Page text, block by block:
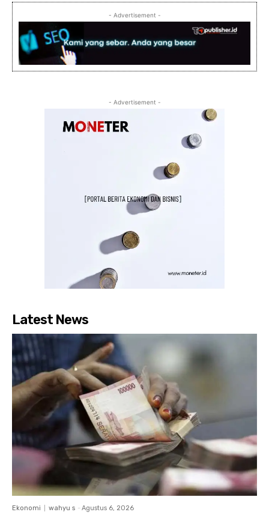
- Advertisement -
- Advertisement -
Latest News
Ekonomi wahyu s - Agustus 6, 2026